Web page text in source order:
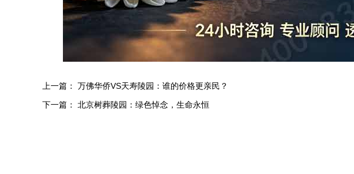
上一篇： 万佛华侨VS天寿陵园：谁的价格更亲民？
下一篇： 北京树葬陵园：绿色悼念，生命永恒